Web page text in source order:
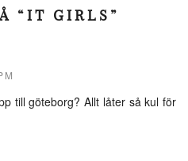
“IT GIRLS”
till göteborg? Allt låter så kul för